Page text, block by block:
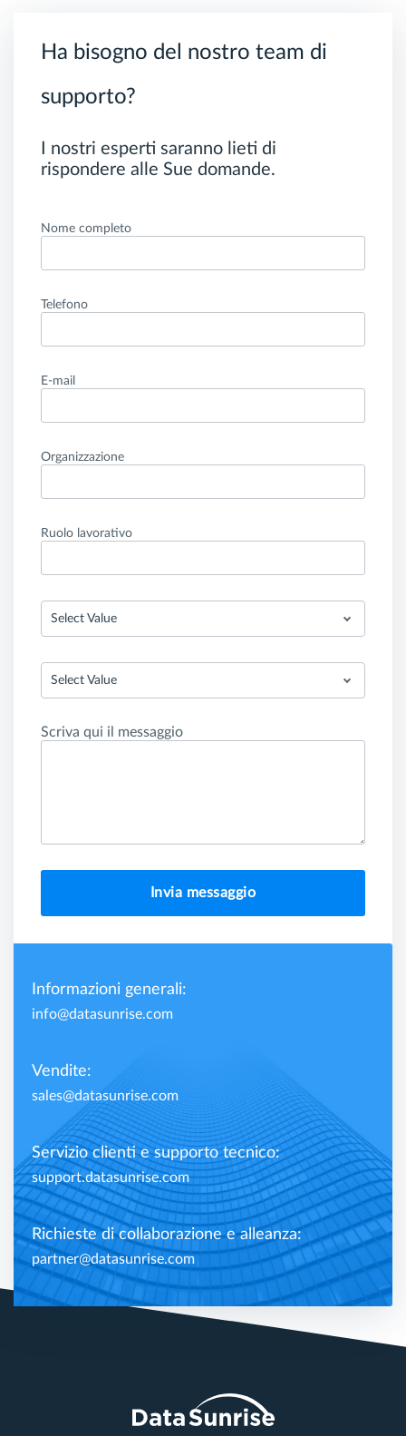
Ha bisogno del nostro team di
supporto?
I nostri esperti saranno lieti di
rispondere alle Sue domande.
Nome completo
Telefono
E-mail
Organizzazione
Ruolo lavorativo
Select Value
Select Value
Scriva qui il messaggio
Invia messaggio
Informazioni generali:
info@datasunrise.com
Vendite:
sales@datasunrise.com
Servizio clienti e supporto tecnico:
support.datasunrise.com
Richieste di collaborazione e alleanza:
partner@datasunrise.com